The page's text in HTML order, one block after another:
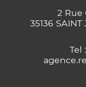
2 Rue
35136
Tel